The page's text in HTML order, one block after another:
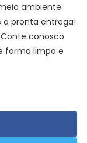
ambiente.
a pronta entrega!
conosco
forma limpa e